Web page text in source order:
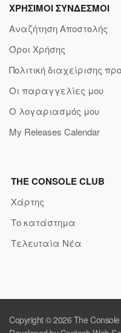
ΧΡΗΣΙΜΟΙ ΣΥΝΔΕΣΜΟΙ
Αναζήτηση Αποστολής
Όροι Χρήσης
Πολιτική διαχείρισης
Οι παραγγελίες μου
Ο λογαριασμός μου
My Releases Calendar
THE CONSOLE CLUB
Χάρτης
Το κατάστημα
Τελευταία Νέα
Copyright © 2026 The